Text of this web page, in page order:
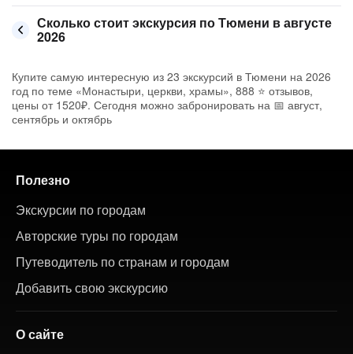
Сколько стоит экскурсия по Тюмени в августе
2026
Купите самую интересную из 23 экскурсий в Тюмени на 2026
год по теме «Монастыри, церкви, храмы», 888 ⭐ отзывов,
цены от 1520₽. Сегодня можно забронировать на 📅 август,
сентябрь и октябрь
Полезно
Экскурсии по городам
Авторские туры по городам
Путеводитель по странам и городам
Добавить свою экскурсию
О сайте